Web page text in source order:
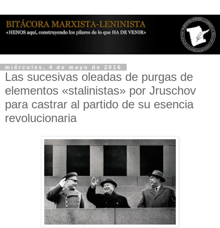
miércoles, 4 de mayo de 2016
Las sucesivas oleadas de purgas de
elementos «stalinistas» por Jruschov
para castrar al partido de su esencia
revolucionaria